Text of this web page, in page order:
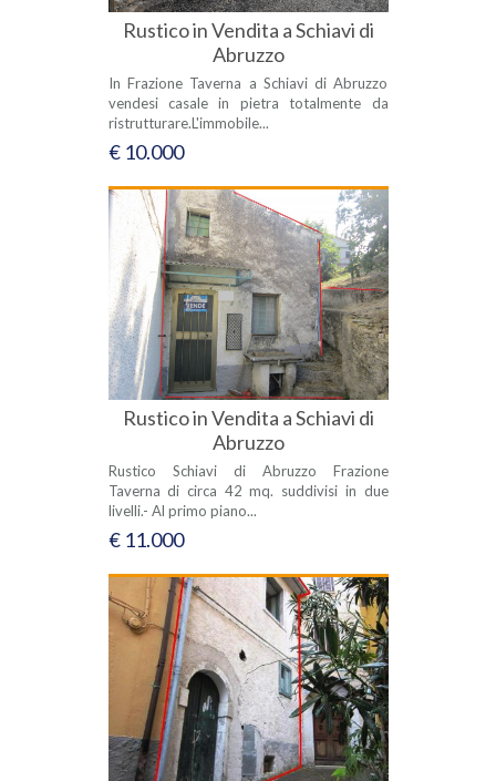
Rustico in Vendita a Schiavi di
Abruzzo
In Frazione Taverna a Schiavi di Abruzzo
vendesi casale in pietra totalmente da
ristrutturare.L'immobile...
€ 10.000
Rustico in Vendita a Schiavi di
Abruzzo
Rustico Schiavi di Abruzzo Frazione
Taverna di circa 42 mq. suddivisi in due
livelli.- Al primo piano...
€ 11.000